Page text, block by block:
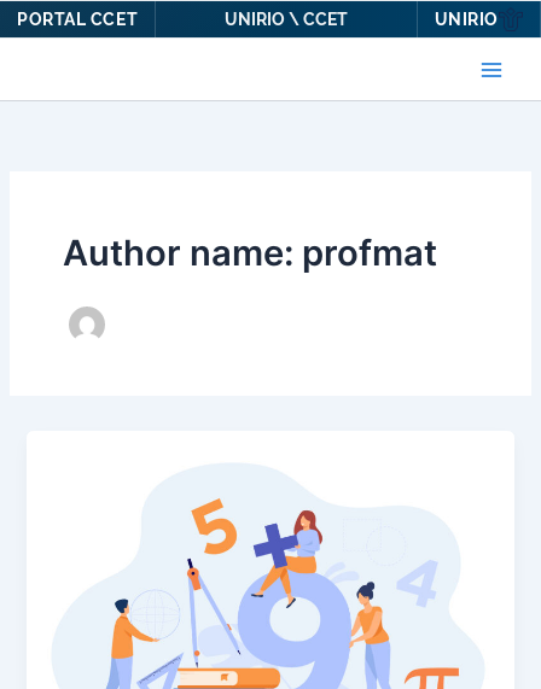
PORTAL CCET UNIRIO \ CCET UNIRIO
Author name: profmat